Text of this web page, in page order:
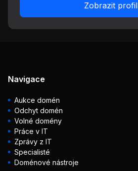
Zobrazit profil
Navigace
Aukce domén
Odchyt domén
Volné domény
Práce v IT
Zprávy z IT
Specialisté
Doménové nástroje